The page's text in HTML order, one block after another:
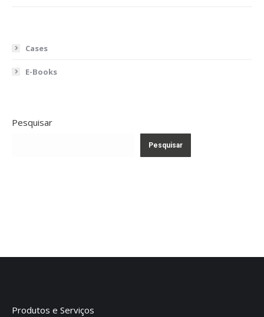
Cases
E-Books
Pesquisar
Pesquisar
Produtos e Serviços